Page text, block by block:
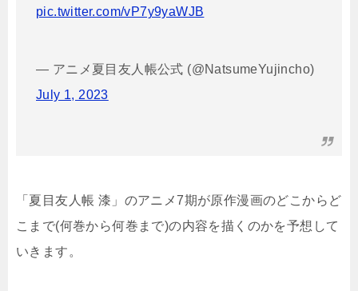
pic.twitter.com/vP7y9yaWJB
— アニメ夏目友人帳公式 (@NatsumeYujincho)
July 1, 2023
「夏目友人帳 漆」のアニメ7期が原作漫画のどこからど
こまで(何巻から何巻まで)の内容を描くのかを予想して
いきます。